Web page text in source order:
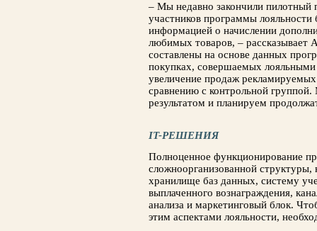
– Мы недавно закончили пилотный
участников программы
информацией о начислении
любимых товаров, – рассказывает
составлены на основе данных
покупках, совершаемых
увеличение продаж
сравнению с контрольной
результатом и планируем
IT-РЕШЕНИЯ
Полноценное функционирование
сложноорганизованной структуры,
хранилище баз данных, систему
выплаченного вознаграждения,
анализа и маркетинговый блок.
этим аспектами лояльности,